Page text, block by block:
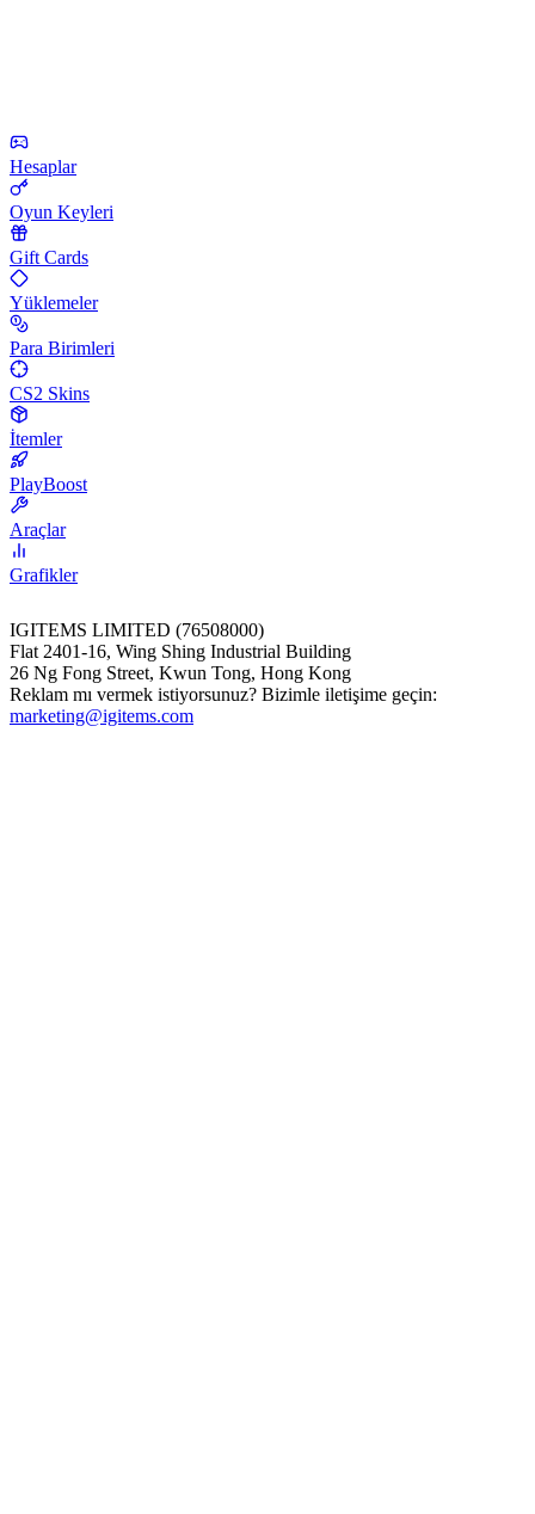
Hesaplar
Oyun Keyleri
Gift Cards
Yüklemeler
Para Birimleri
CS2 Skins
İtemler
PlayBoost
Araçlar
Grafikler
IGITEMS LIMITED (76508000)
Flat 2401-16, Wing Shing Industrial Building
26 Ng Fong Street, Kwun Tong, Hong Kong
Reklam mı vermek istiyorsunuz? Bizimle iletişime geçin:
marketing@igitems.com